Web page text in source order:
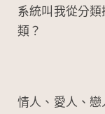
k
系統叫我從分
類？
情人、愛人、